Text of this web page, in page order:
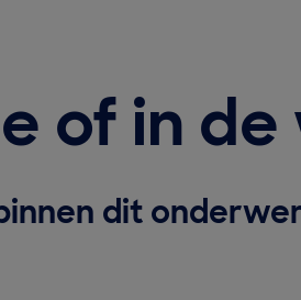
of in
dit